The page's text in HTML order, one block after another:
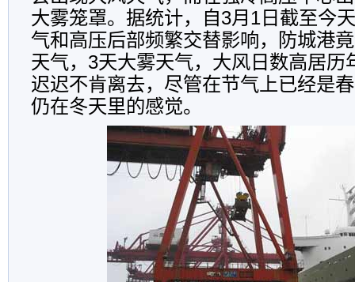
大雾笼罩。据统计，自3月1日截至今
气和高压后部频繁交替影响，防城港
天气，3天大雾天气，大风日数高居历
迟迟不肯离去，尽管在节气上已经是
仍在冬天里的感觉。